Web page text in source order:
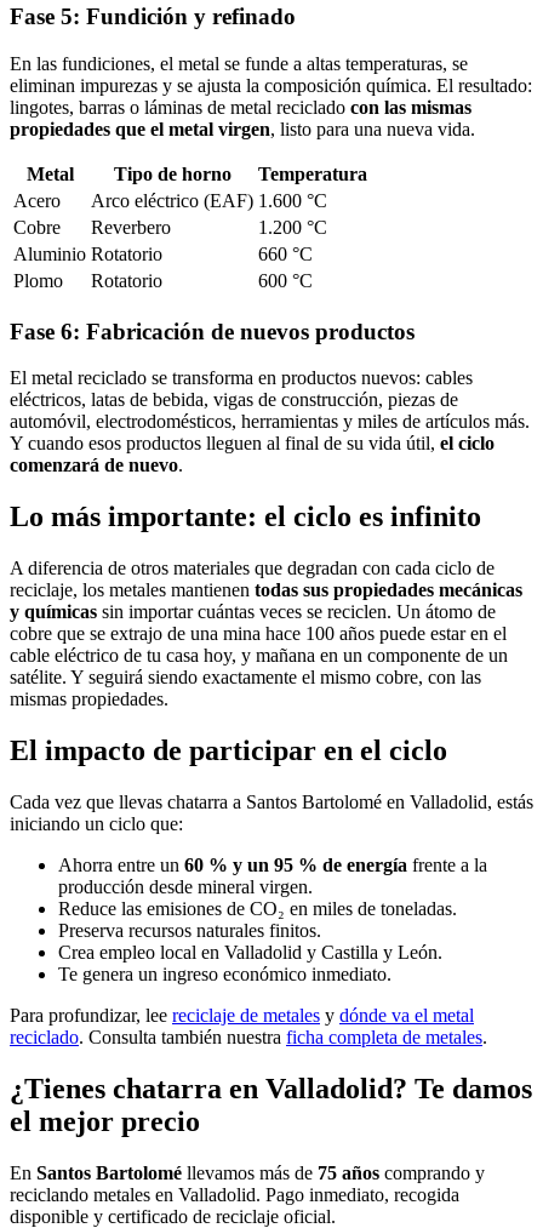
Fase 5: Fundición y refinado
En las fundiciones, el metal se funde a altas temperaturas, se
eliminan impurezas y se ajusta la composición química. El resultado:
lingotes, barras o láminas de metal reciclado con las mismas
propiedades que el metal virgen, listo para una nueva vida.
Metal Tipo de horno
Temperatura
Acero
Arco eléctrico (EAF) 1.600 °C
Cobre
Reverbero
1.200 °C
Aluminio Rotatorio
660 °C
Plomo
Rotatorio 600 °C
Fase 6: Fabricación de nuevos productos
El metal reciclado se transforma en productos nuevos: cables
eléctricos, latas de bebida, vigas de construcción, piezas de
automóvil, electrodomésticos, herramientas y miles de artículos más.
Y cuando esos productos lleguen al final de su vida útil, el ciclo
comenzará de nuevo.
Lo más importante: el ciclo es infinito
A diferencia de otros materiales que degradan con cada ciclo de
reciclaje, los metales mantienen todas sus propiedades mecánicas
y químicas sin importar cuántas veces se reciclen. Un átomo de
cobre que se extrajo de una mina hace 100 años puede estar en el
cable eléctrico de tu casa hoy, y mañana en un componente de un
satélite. Y seguirá siendo exactamente el mismo cobre, con las
mismas propiedades.
El impacto de participar en el ciclo
Cada vez que llevas chatarra a Santos Bartolomé en Valladolid, estás
iniciando un ciclo que:
Ahorra entre un 60 % y un 95 % de energía frente a la
producción desde mineral virgen.
Reduce las emisiones de CO₂ en miles de toneladas.
Preserva recursos naturales finitos.
Crea empleo local en Valladolid y Castilla y León.
Te genera un ingreso económico inmediato.
Para profundizar, lee reciclaje de metales y dónde va el metal
reciclado. Consulta también nuestra ficha completa de metales.
¿Tienes chatarra en Valladolid? Te damos
el mejor precio
En Santos Bartolomé llevamos más de 75 años comprando y
reciclando metales en Valladolid. Pago inmediato, recogida
disponible y certificado de reciclaje oficial.